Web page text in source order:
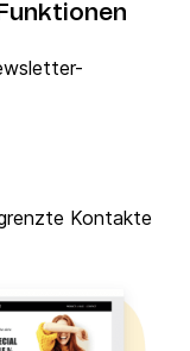
Kontakte